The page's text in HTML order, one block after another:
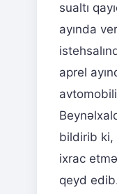
sualtı
ayında
aprel
bildirib ki,
ixrac
qeyd